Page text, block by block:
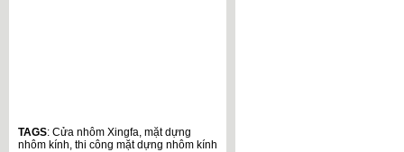
TAGS: Cửa nhôm Xingfa, mặt dựng
nhôm kính, thi công mặt dựng nhôm kính